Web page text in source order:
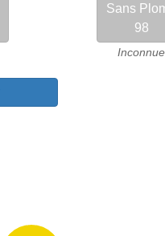
Sans
98
Inconnue